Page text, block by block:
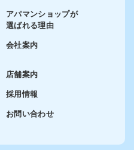
アパマンショップが
選ばれる理由
会社案内
店舗案内
採用情報
お問い合わせ